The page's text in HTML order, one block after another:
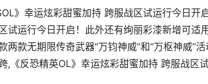
》幸运炫彩甜蜜加持 跨服战区试运行今
试运行今日开启！此外还有绚丽彩漆新增可适
两款无期限传奇武器“万钧神威”和“万枢神威”
反恐精英OL》幸运炫彩甜蜜加持 跨服战区